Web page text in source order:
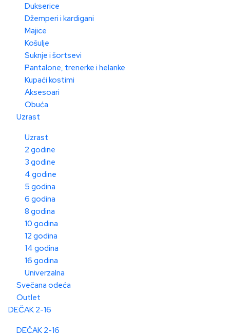
Dukserice
Džemperi i kardigani
Majice
Košulje
Suknje i šortsevi
Pantalone, trenerke i helanke
Kupaći kostimi
Aksesoari
Obuća
Uzrast
Uzrast
2 godine
3 godine
4 godine
5 godina
6 godina
8 godina
10 godina
12 godina
14 godina
16 godina
Univerzalna
Svečana odeća
Outlet
DEČAK 2-16
DEČAK 2-16